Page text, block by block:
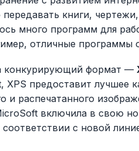
книги,
много программ для
отличные программы
конкурирующий формат —
предоставит лучшее
и распечатанного
включила в свою
с новой